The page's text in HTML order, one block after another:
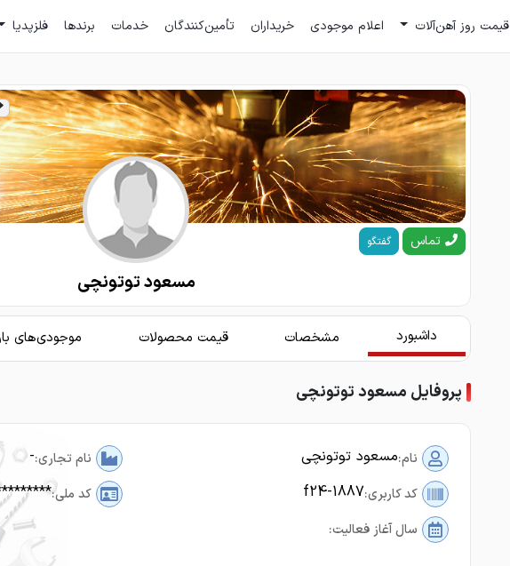
قیمت روز آهن‌آلات اعلام موجودی خریداران تأمین‌کنندگان خدمات برندها فلزپدیا
تماس گفتگو
مسعود توتونچی
داشبورد مشخصات قیمت محصولات موجودی‌های
پروفایل مسعود توتونچی
نام:مسعود توتونچی نام تجاری:-
کد کاربری:f24-1887 کد ملی:
سال آغاز فعالیت: